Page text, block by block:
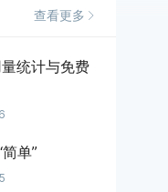
查看更多
统计与免费
单”